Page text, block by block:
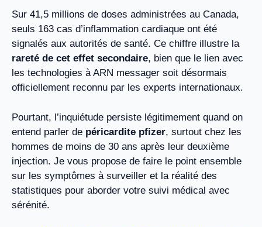
Sur 41,5 millions de doses administrées au Canada,
seuls 163 cas d’inflammation cardiaque ont été
signalés aux autorités de santé. Ce chiffre illustre la
rareté de cet effet secondaire, bien que le lien avec
les technologies à ARN messager soit désormais
officiellement reconnu par les experts internationaux.
Pourtant, l’inquiétude persiste légitimement quand on
entend parler de péricardite pfizer, surtout chez les
hommes de moins de 30 ans après leur deuxième
injection. Je vous propose de faire le point ensemble
sur les symptômes à surveiller et la réalité des
statistiques pour aborder votre suivi médical avec
sérénité.